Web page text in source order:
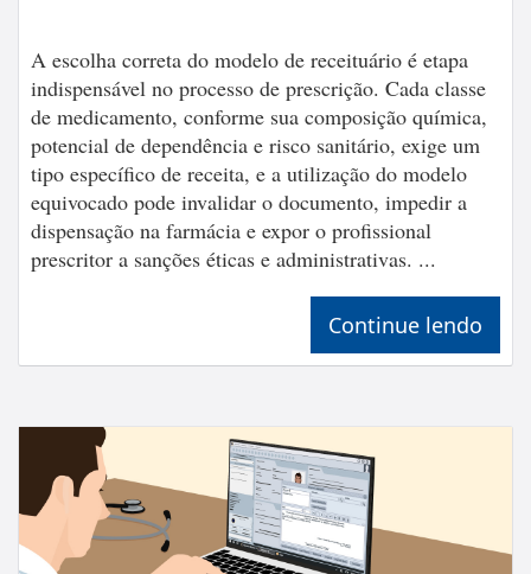
A escolha correta do modelo de receituário é etapa
indispensável no processo de prescrição. Cada classe
de medicamento, conforme sua composição química,
potencial de dependência e risco sanitário, exige um
tipo específico de receita, e a utilização do modelo
equivocado pode invalidar o documento, impedir a
dispensação na farmácia e expor o profissional
prescritor a sanções éticas e administrativas. ...
Continue lendo